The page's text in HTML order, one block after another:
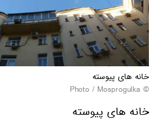
خانه های پیوسته
© Photo /
Mosprogulka
خانه های پیوسته